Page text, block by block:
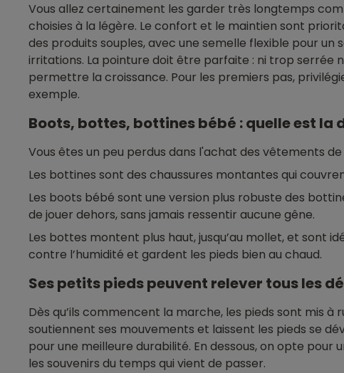
Vous allez certainement les garder très longtemps
choisies à la légère. Le confort et le maintien sont
des produits souples, avec une semelle flexible pour
irritations. La pointure doit être parfaite : ni trop serrée
permettre la croissance. Pour les premiers pas,
exemple.
Boots, bottes, bottines bébé : quelle est la
Vous êtes un peu perdus dans l'achat des vêtements
Les bottines sont des chaussures montantes qui
Les boots bébé sont une version plus robuste des
de jouer dehors, sans jamais ressentir aucune gêne.
Les bottes montent plus haut, jusqu’au mollet, et sont
contre l’humidité et gardent les pieds bien au chaud.
Ses petits pieds peuvent relever tous les
Dès qu’ils commencent la marche, les pieds sont mis
soutiennent ses mouvements et laissent les pieds se
pour une meilleure durabilité. En dessous, on opte
les souvenirs du temps qui vient de passer.